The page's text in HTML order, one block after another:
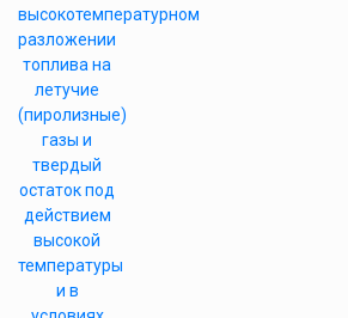
высокотемпературном
разложении
топлива на
летучие
(пиролизные)
газы и
твердый
остаток под
действием
высокой
температуры
и в